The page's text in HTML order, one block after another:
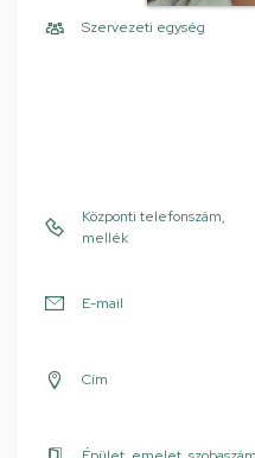
Szervezeti egység
Központi telefonszám,
mellék
E-mail
Cím